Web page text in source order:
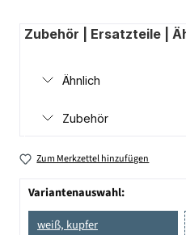
Zubehör | Ersatzteile |
Ähnlich
Zubehör
Zum Merkzettel hinzufügen
Variantenauswahl:
weiß, kupfer